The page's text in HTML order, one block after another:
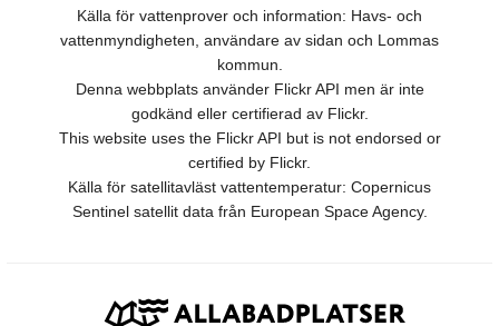
Källa för vattenprover och information: Havs- och
vattenmyndigheten, användare av sidan och Lommas
kommun.
Denna webbplats använder Flickr API men är inte
godkänd eller certifierad av Flickr.
This website uses the Flickr API but is not endorsed or
certified by Flickr.
Källa för satellitavläst vattentemperatur: Copernicus
Sentinel satellit data från European Space Agency.